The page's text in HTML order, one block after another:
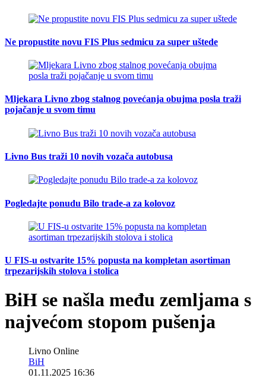
Ne propustite novu FIS Plus sedmicu za super uštede
Mljekara Livno zbog stalnog povećanja obujma posla traži
pojačanje u svom timu
Livno Bus traži 10 novih vozača autobusa
Pogledajte ponudu Bilo trade-a za kolovoz
U FIS-u ostvarite 15% popusta na kompletan asortiman
trpezarijskih stolova i stolica
BiH se našla među zemljama s
najvećom stopom pušenja
Livno Online
BiH
01.11.2025 16:36